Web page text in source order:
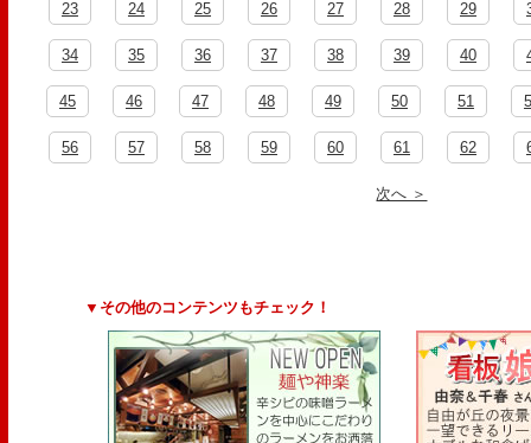
23 24 25 26 27 28 29
34 35 36 37 38 39 40
45 46 47 48 49 50 51
56 57 58 59 60 61 62
次へ ＞
▼その他のコンテンツもチェック！